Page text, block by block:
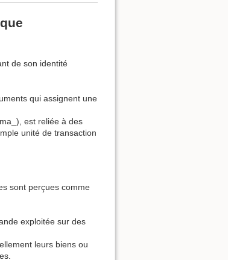
de son identité
qui assignent une
est reliée à des
unité de transaction
sont perçues comme
exploitée sur des
leurs biens ou